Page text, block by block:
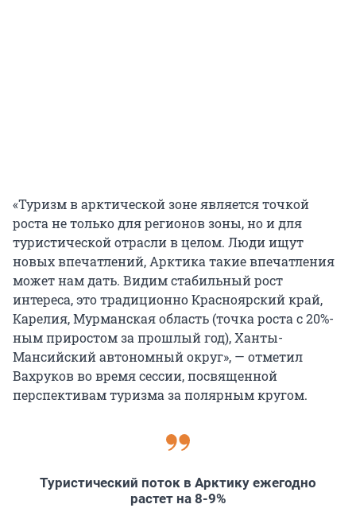
«Туризм в арктической зоне является точкой
роста не только для регионов зоны, но и для
туристической отрасли в целом. Люди ищут
новых впечатлений, Арктика такие впечатления
может нам дать. Видим стабильный рост
интереса, это традиционно Красноярский край,
Карелия, Мурманская область (точка роста с 20%-
ным приростом за прошлый год), Ханты-
Мансийский автономный округ», — отметил
Вахруков во время сессии, посвященной
перспективам туризма за полярным кругом.
Туристический поток в Арктику ежегодно
растет на 8-9%